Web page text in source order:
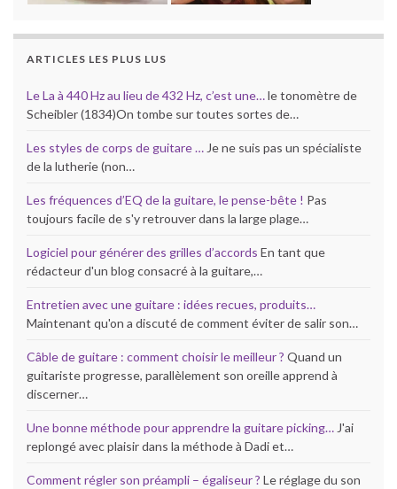
ARTICLES LES PLUS LUS
Le La à 440 Hz au lieu de 432 Hz, c’est une…le tonomètre de
Scheibler (1834)On tombe sur toutes sortes de…
Les styles de corps de guitare … Je ne suis pas un spécialiste
de la lutherie (non…
Les fréquences d’EQ de la guitare, le pense-bête ! Pas
toujours facile de s'y retrouver dans la large plage…
Logiciel pour générer des grilles d’accords En tant que
rédacteur d'un blog consacré à la guitare,…
Entretien avec une guitare : idées recues, produits…
Maintenant qu'on a discuté de comment éviter de salir son…
Câble de guitare : comment choisir le meilleur ? Quand un
guitariste progresse, parallèlement son oreille apprend à
discerner…
Une bonne méthode pour apprendre la guitare picking… J'ai
replongé avec plaisir dans la méthode à Dadi et…
Comment régler son préampli – égaliseur ? Le réglage du son